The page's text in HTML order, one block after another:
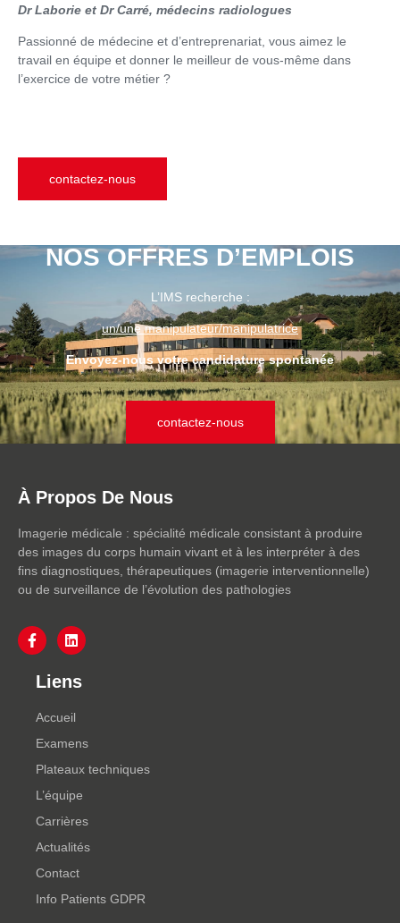
Dr Laborie et Dr Carré, médecins radiologues
Passionné de médecine et d’entreprenariat, vous aimez le
travail en équipe et donner le meilleur de vous-même dans
l’exercice de votre métier ?
contactez-nous
NOS OFFRES D’EMPLOIS
L’IMS recherche :
un/une manipulateur/manipulatrice
Envoyez-nous votre candidature spontanée
contactez-nous
À Propos De Nous
Imagerie médicale : spécialité médicale consistant à produire
des images du corps humain vivant et à les interpréter à des
fins diagnostiques, thérapeutiques (imagerie interventionnelle)
ou de surveillance de l’évolution des pathologies
Liens
Accueil
Examens
Plateaux techniques
L’équipe
Carrières
Actualités
Contact
Info Patients GDPR